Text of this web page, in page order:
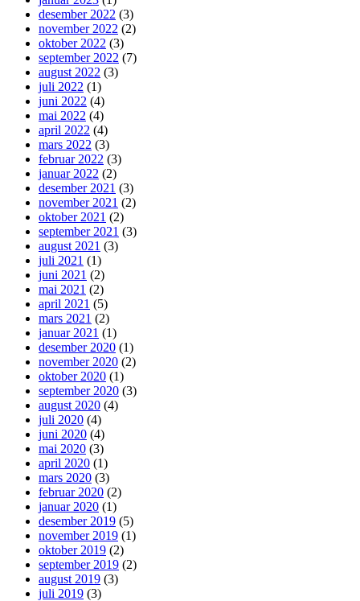
desember 2022 (3)
november 2022 (2)
oktober 2022 (3)
september 2022 (7)
august 2022 (3)
juli 2022 (1)
juni 2022 (4)
mai 2022 (4)
april 2022 (4)
mars 2022 (3)
februar 2022 (3)
januar 2022 (2)
desember 2021 (3)
november 2021 (2)
oktober 2021 (2)
september 2021 (3)
august 2021 (3)
juli 2021 (1)
juni 2021 (2)
mai 2021 (2)
april 2021 (5)
mars 2021 (2)
januar 2021 (1)
desember 2020 (1)
november 2020 (2)
oktober 2020 (1)
september 2020 (3)
august 2020 (4)
juli 2020 (4)
juni 2020 (4)
mai 2020 (3)
april 2020 (1)
mars 2020 (3)
februar 2020 (2)
januar 2020 (1)
desember 2019 (5)
november 2019 (1)
oktober 2019 (2)
september 2019 (2)
august 2019 (3)
juli 2019 (3)